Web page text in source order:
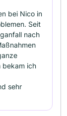
bei Nico in
Seit
nach
bekam ich
sehr